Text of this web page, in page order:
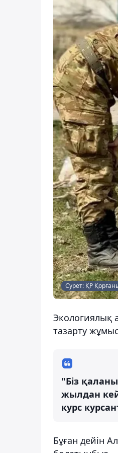
Сурет: ҚР
Экологиялық
тазарту
"Біз
жылдан
курс
Бұған дейін